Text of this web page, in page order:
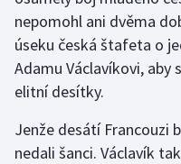
nepomohl ani dvěma
úseku česká štafeta o
Adamu Václavíkovi,
elitní desítky.
Jenže desátí Francouzi
nedali šanci. Václavík